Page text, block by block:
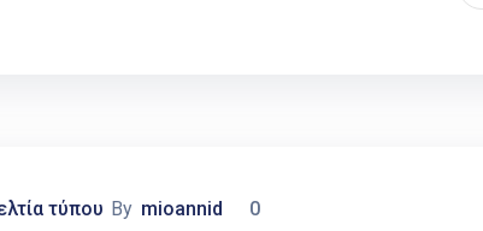
τύπου By mioannid 0